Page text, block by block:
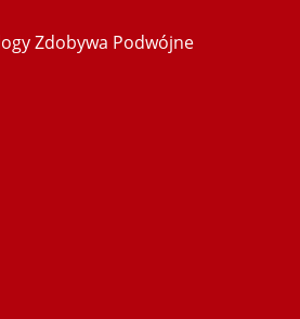
Zdobywa Podwójne